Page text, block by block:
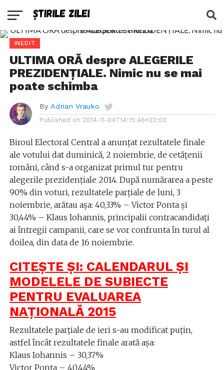
INEDIT
ULTIMA ORĂ despre ALEGERILE
PREZIDENȚIALE. Nimic nu se mai
poate schimba
By Adrian Vrauko
Published on 2014-11-04T14:15:46+02:00
Biroul Electoral Central a anunțat rezultatele finale
ale votului dat duminică, 2 noiembrie, de cetățenii
români, când s-a organizat primul tur pentru
alegerile prezidențiale 2014. După numărarea a peste
90% din voturi, rezultatele parțiale de luni, 3
noiembrie, arătau așa: 40,33% – Victor Ponta și
30,44% – Klaus Iohannis, principalii contracandidați
ai întregii campanii, care se vor confrunta în turul al
doilea, din data de 16 noiembrie.
CITEȘTE ȘI: CALENDARUL ȘI
MODELELE DE SUBIECTE
PENTRU EVALUAREA
NAȚIONALĂ 2015
Rezultatele parțiale de ieri s-au modificat puțin,
astfel încât rezultatele finale arată așa:
Klaus Iohannis – 30,37%
Victor Ponta – 40,44%